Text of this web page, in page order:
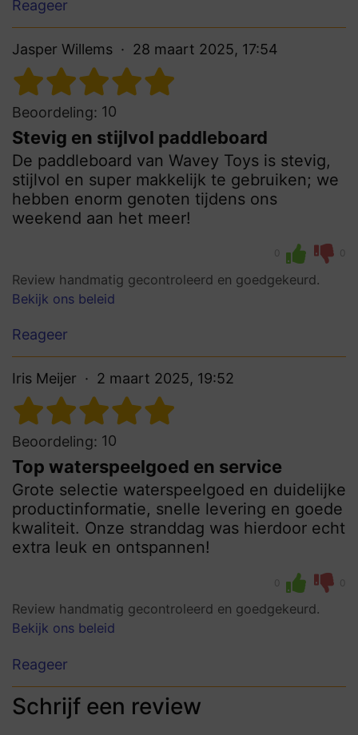
Reageer
Jasper Willems 28 maart 2025, 17:54
Beoordeling: 10
Stevig en stijlvol paddleboard
De paddleboard van Wavey Toys is stevig,
stijlvol en super makkelijk te gebruiken; we
hebben enorm genoten tijdens ons
weekend aan het meer!
0 0
Review handmatig gecontroleerd en goedgekeurd.
Bekijk ons beleid
Reageer
Iris Meijer 2 maart 2025, 19:52
Beoordeling: 10
Top waterspeelgoed en service
Grote selectie waterspeelgoed en duidelijke
productinformatie, snelle levering en goede
kwaliteit. Onze stranddag was hierdoor echt
extra leuk en ontspannen!
0 0
Review handmatig gecontroleerd en goedgekeurd.
Bekijk ons beleid
Reageer
Schrijf een review